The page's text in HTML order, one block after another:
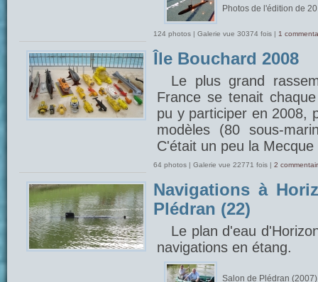
Photos de l'édition de
124 photos | Galerie vue 30374 fois | 1
Île Bouchard 2008
Le plus grand
France se tenait
pu y participer en 2008,
modèles (80 sous-
C'était un peu la
64 photos | Galerie vue 22771 fois | 2
Navigations à
Plédran (22)
Le plan d'eau
navigations en étang.
Salon de Plédran (2007)